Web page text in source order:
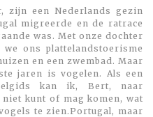
zijn een Nederlands gezin
migreerde en de ratrace
was. Met onze dochter
ons plattelandstoerisme
en een zwembad. Maar
jaren is vogelen. Als een
kan ik, Bert, naar
kunt of mag komen, wat
te zien.Portugal, maar